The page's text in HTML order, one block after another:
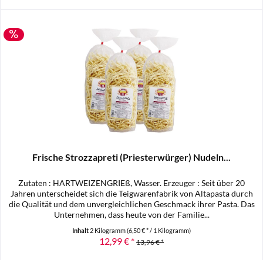
Frische Strozzapreti (Priesterwürger) Nudeln...
Zutaten : HARTWEIZENGRIEß, Wasser. Erzeuger : Seit über 20
Jahren unterscheidet sich die Teigwarenfabrik von Altapasta durch
die Qualität und dem unvergleichlichen Geschmack ihrer Pasta. Das
Unternehmen, dass heute von der Familie...
Inhalt 2 Kilogramm(6,50 € * / 1 Kilogramm)
12,99 € * 13,96 € *